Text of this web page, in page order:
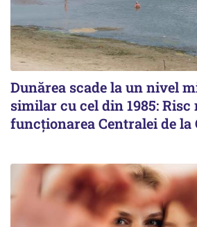
Dunărea scade la un nivel
similar cu cel din 1985:
funcționarea Centralei de la